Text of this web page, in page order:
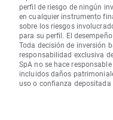
perfil de riesgo de ningún
en cualquier instrumento
sobre los riesgos
para su perfil. El
Toda decisión de inversión
responsabilidad exclusiva
SpA no se hace
incluidos daños
uso o confianza